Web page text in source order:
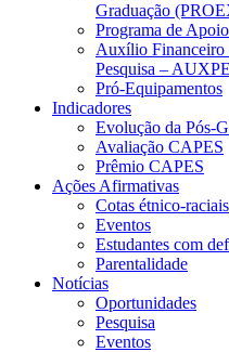
Graduação
Programa de
Auxílio Financeiro
Pesquisa – AUXPE
Pró-Equipamentos
Indicadores
Evolução da Pós-
Avaliação CAPES
Prêmio CAPES
Ações Afirmativas
Cotas étnico-raciais
Eventos
Estudantes com
Parentalidade
Notícias
Oportunidades
Pesquisa
Eventos